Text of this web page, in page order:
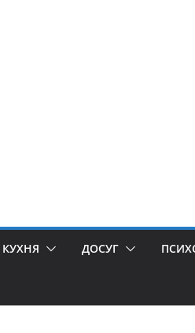
КУХНЯ ДОСУГ